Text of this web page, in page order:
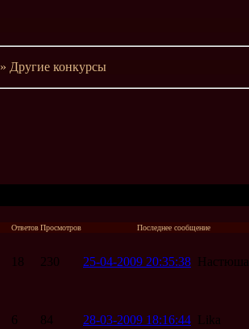
» Другие конкурсы
ОтветовПросмотров Последнее сообщение
18 230 25-04-2009 20:35:38 Настюша
6 84 28-03-2009 18:16:44 Lika